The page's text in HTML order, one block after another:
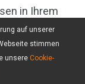
in Ihrem
die
die Ihnen
Windows
die
auf unserer
stimmen
unsere Cookie-